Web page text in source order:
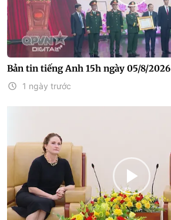
Bản tin tiếng Anh 15h ngày 05/8/2026
1 ngày trước